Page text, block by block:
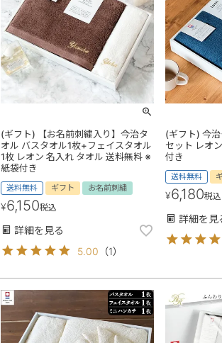
(ギフト) 【お名前刺繍入り】今治タ
オル バスタオル1枚+フェイスタオル
1枚 レオン 名入れ タオル 送料無料 ※
紙袋付き
送料無料 ギフト お名前刺繍
¥6,150税込
詳細を見る
5.00 （1）
(ギフト) 今
セット レオ
付き
送料無料
¥6,180税込
詳細を見